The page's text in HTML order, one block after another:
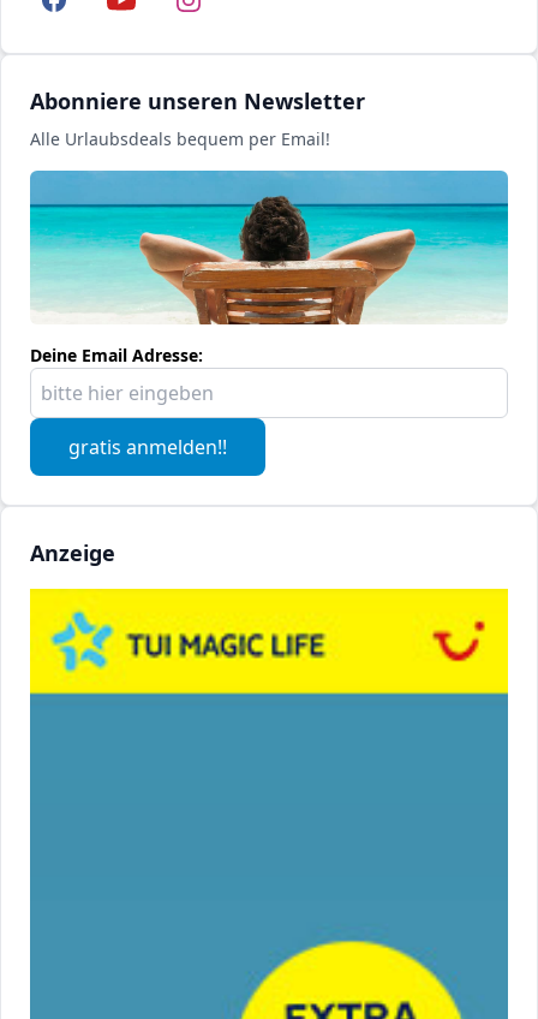
Abonniere unseren Newsletter
Alle Urlaubsdeals bequem per Email!
Deine Email Adresse:
gratis anmelden!!
Anzeige